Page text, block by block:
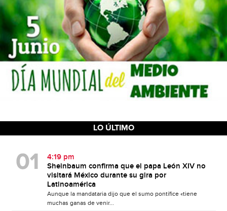
LO ÚLTIMO
4:19 pm
Sheinbaum confirma que el papa León XIV no
visitará México durante su gira por
Latinoamérica
Aunque la mandataria dijo que el sumo pontífice «tiene
muchas ganas de venir...